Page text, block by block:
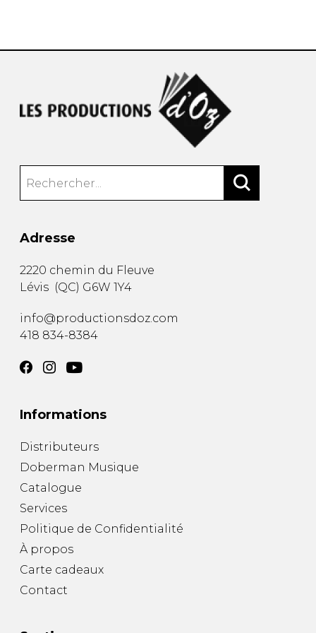
Adresse
2220 chemin du Fleuve
Lévis (QC) G6W 1Y4
info@productionsdoz.com
418 834-8384
Informations
Distributeurs
Doberman Musique
Catalogue
Services
Politique de Confidentialité
À propos
Carte cadeaux
Contact